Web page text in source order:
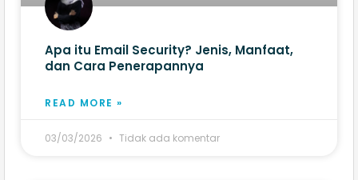
Apa itu Email Security? Jenis, Manfaat,
dan Cara Penerapannya
READ MORE »
03/03/2026 Tidak ada komentar